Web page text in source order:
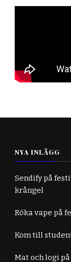
NYA INLÄGG
Sendify på
krångel
Röka vape på
Kom till
Mat och logi